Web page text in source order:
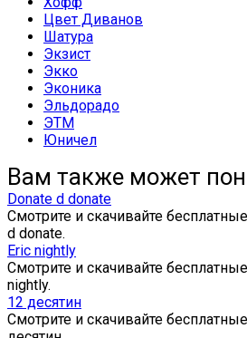
Цвет Диванов
Шатура
Экзист
Экко
Эконика
Эльдорадо
ЭТМ
Юничел
Вам также может
Donate d donate
Смотрите и скачивайте
d donate.
Eric nightly
Смотрите и скачивайте
nightly.
12 десятин
Смотрите и скачивайте